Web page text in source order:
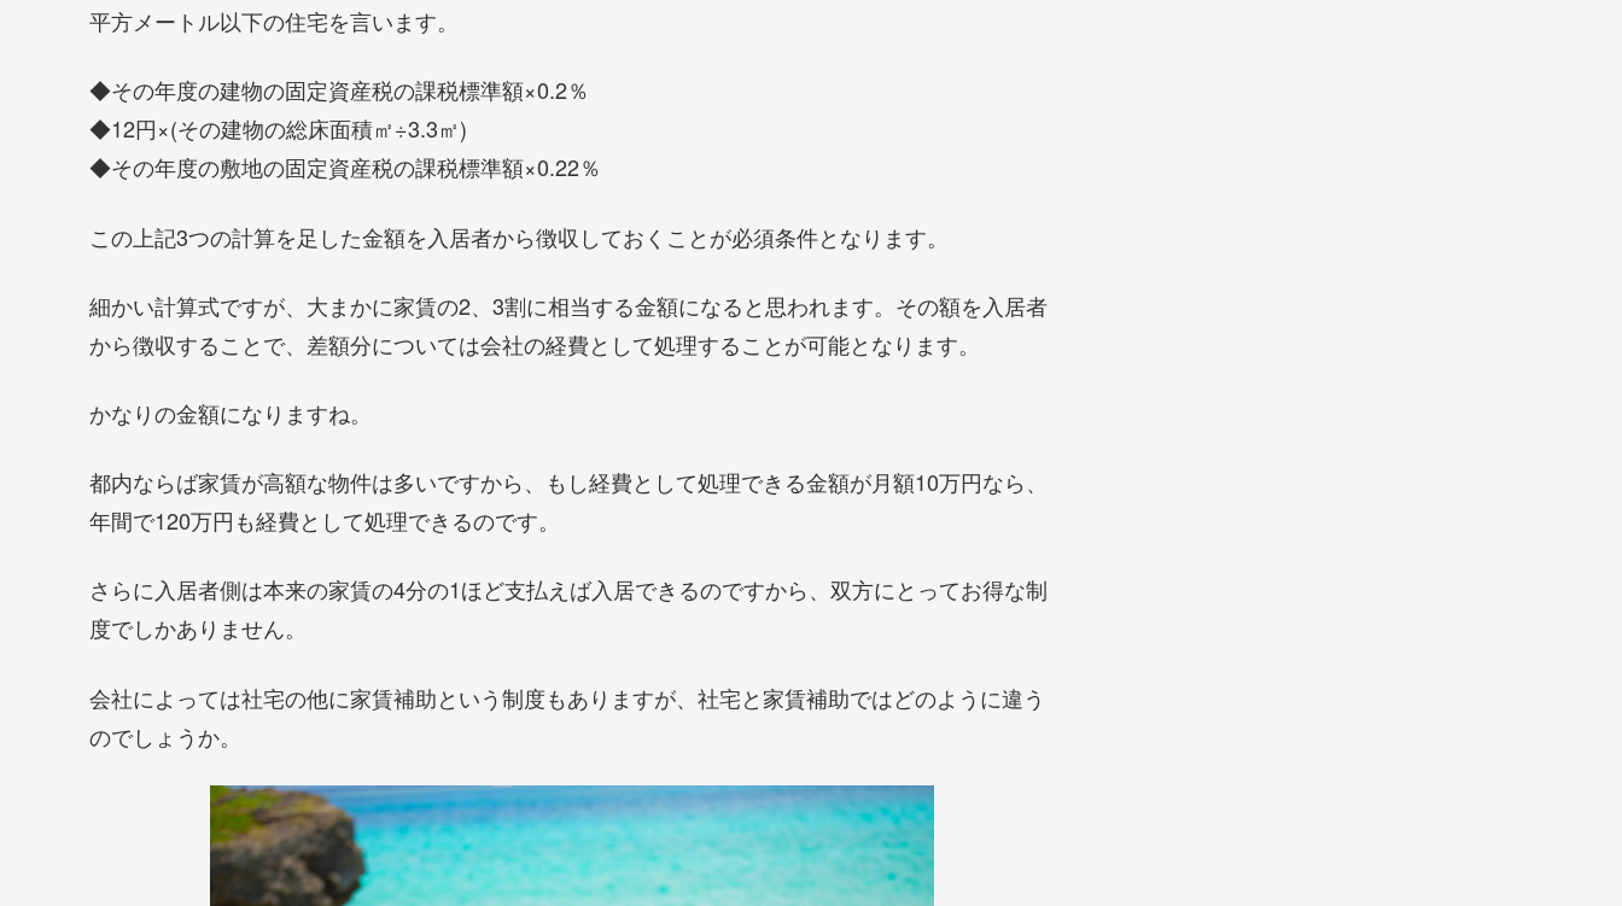
平方メートル以下の住宅を言います。
◆その年度の建物の固定資産税の課税標準額×0.2％
◆12円×(その建物の総床面積㎡÷3.3㎡)
◆その年度の敷地の固定資産税の課税標準額×0.22％
この上記3つの計算を足した金額を入居者から徴収しておくことが必須条件となります。
細かい計算式ですが、大まかに家賃の2、3割に相当する金額になると思われます。その額を入居者
から徴収することで、差額分については会社の経費として処理することが可能となります。
かなりの金額になりますね。
都内ならば家賃が高額な物件は多いですから、もし経費として処理できる金額が月額10万円なら、
年間で120万円も経費として処理できるのです。
さらに入居者側は本来の家賃の4分の1ほど支払えば入居できるのですから、双方にとってお得な制
度でしかありません。
会社によっては社宅の他に家賃補助という制度もありますが、社宅と家賃補助ではどのように違う
のでしょうか。